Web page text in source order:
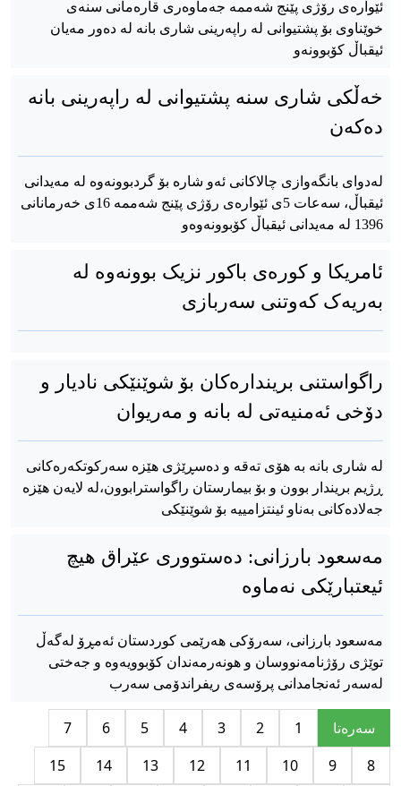
ئێوارەی رۆژی پێنج شەممە جەماوەری قارەمانی سنەی
خوێناوی بۆ پشتیوانی لە راپەرینی شاری بانە لە دەور مەیان
ئیقباڵ کۆبوونەو
خەڵکی شاری سنە پشتیوانی لە راپەرینی بانە
دەکەن
لەدوای بانگەوازی چالاکانی ئەو شارە بۆ گردبوونەوە لە مەیدانی
ئیقباڵ، سەعات 5ی ئێوارەی رۆژی پێنج شەممە 16ی خەرمانانی
1396 لە مەیدانی ئیقباڵ کۆبوونەوەو
ئامریکا و کورەی باکور نزیک بوونەوە لە
بەریەک کەوتنی سەربازی
راگواستنی بریندارەکان بۆ شوێنێکی نادیار و
دۆخی ئەمنیەتی لە بانە و مەریوان
لە شاری بانە بە هۆی تەقە و دەسڕێژی هێزە سەرکوتکەرەکانی
ڕژیم بریندار بوون و بۆ بیمارستان راگواسترابوون،لە لایەن هێزە
جەلادەکانی بەناو ئینتزامییە بۆ شوێنێکی
مەسعود بارزانی: ده‌ستووری عێراق هیچ
ئیعتبارێکی نه‌ماوه‌
مه‌سعود بارزانی، سه‌رۆکی هه‌رێمی کوردستان ئه‌مڕۆ له‌گه‌ڵ
توێژی رۆژنامه‌نووسان و هونه‌رمه‌ندان کۆبوویه‌وه‌ و جه‌ختی
له‌سه‌ر ئه‌نجامدانی پرۆسه‌ی ریفراندۆمی سه‌رب
سه‌ره‌تا 1
2
3
4
5
6
7
8
9
10
11
12
13
14
15